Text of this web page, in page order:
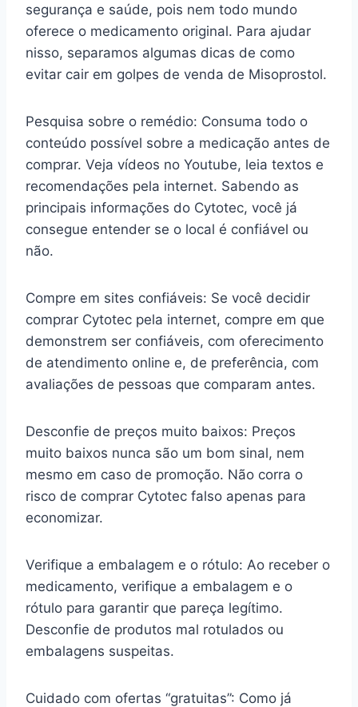
segurança e saúde, pois nem todo mundo
oferece o medicamento original. Para ajudar
nisso, separamos algumas dicas de como
evitar cair em golpes de venda de Misoprostol.
Pesquisa sobre o remédio: Consuma todo o
conteúdo possível sobre a medicação antes de
comprar. Veja vídeos no Youtube, leia textos e
recomendações pela internet. Sabendo as
principais informações do Cytotec, você já
consegue entender se o local é confiável ou
não.
Compre em sites confiáveis: Se você decidir
comprar Cytotec pela internet, compre em que
demonstrem ser confiáveis, com oferecimento
de atendimento online e, de preferência, com
avaliações de pessoas que comparam antes.
Desconfie de preços muito baixos: Preços
muito baixos nunca são um bom sinal, nem
mesmo em caso de promoção. Não corra o
risco de comprar Cytotec falso apenas para
economizar.
Verifique a embalagem e o rótulo: Ao receber o
medicamento, verifique a embalagem e o
rótulo para garantir que pareça legítimo.
Desconfie de produtos mal rotulados ou
embalagens suspeitas.
Cuidado com ofertas “gratuitas”: Como já